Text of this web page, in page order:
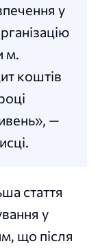
у
м.
коштів
—
стаття
у
що після